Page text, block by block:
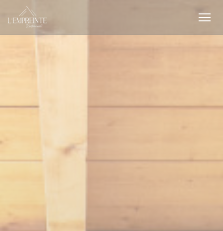
Personnalisation de vos choix en matière de cookies